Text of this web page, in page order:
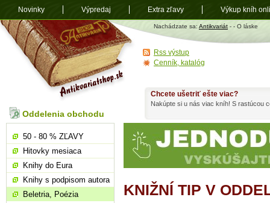
Antikvariát
shop.sk
Nachádzate sa: Antikvariát - - O láske
KNIŽNÍ TIP V
Chcete ušetriť ešte viac?
Nakúpte si u nás viac kníh! S rastúcou
Oddelenia obchodu
50 - 80 % ZĽAVY
Hitovky mesiaca
Knihy do Eura
Knihy s podpisom autora
Beletria, Poézia
Rss výstup
Cenník, katalóg
Novinky Výpredaj Extra zľavy Výkup kníh